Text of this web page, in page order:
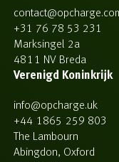
+31 76 78 53 231
Marksingel 2a
4811 NV Breda
Verenigd Koninkrijk
info@opcharge.uk
+44 1865 259 803
The Lambourn
Abingdon, Oxford